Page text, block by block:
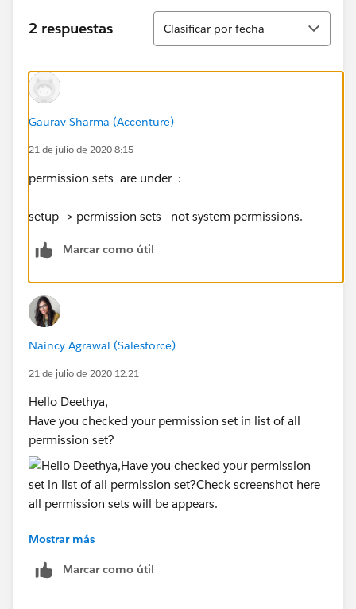
2 respuestas
Ordenar
Clasificar por fecha
Gaurav Sharma (Accenture)
21 de julio de 2020 8:15
permission sets are under :
setup -> permission sets not system permissions.
Marcar como útil
Naincy Agrawal (Salesforce)
21 de julio de 2020 12:21
Hello Deethya,
Have you checked your permission set in list of all
permission set?
appears.
Mostrar más
Marcar como útil